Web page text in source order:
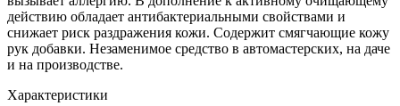
действию обладает антибактериальными свойствами и
снижает риск раздражения кожи. Содержит смягчающие кожу
рук добавки. Незаменимое средство в автомастерских, на даче
и на производстве.
Характеристики